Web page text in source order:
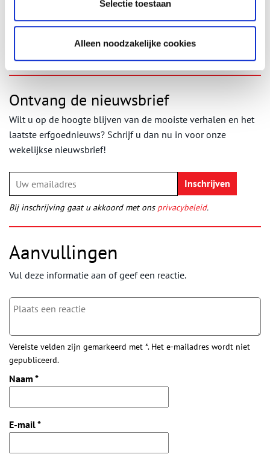
Selectie toestaan
Alleen noodzakelijke cookies
Stadsherstel Amsterdam
Publicatiedatum: 16/04/2026
Ontvang de nieuwsbrief
Wilt u op de hoogte blijven van de mooiste verhalen en het
laatste erfgoednieuws? Schrijf u dan nu in voor onze
wekelijkse nieuwsbrief!
Bij inschrijving gaat u akkoord met ons privacybeleid.
Aanvullingen
Vul deze informatie aan of geef een reactie.
Vereiste velden zijn gemarkeerd met *. Het e-mailadres wordt niet
gepubliceerd.
Naam *
E-mail*